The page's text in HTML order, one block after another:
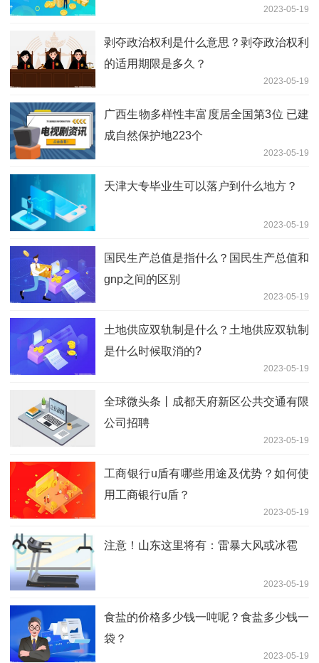
2023-05-19
剥夺政治权利是什么意思？剥夺政治权利
的适用期限是多久？
2023-05-19
广西生物多样性丰富度居全国第3位 已建
成自然保护地223个
2023-05-19
天津大专毕业生可以落户到什么地方？
2023-05-19
国民生产总值是指什么？国民生产总值和
gnp之间的区别
2023-05-19
土地供应双轨制是什么？土地供应双轨制
是什么时候取消的?
2023-05-19
全球微头条丨成都天府新区公共交通有限
公司招聘
2023-05-19
工商银行u盾有哪些用途及优势？如何使
用工商银行u盾？
2023-05-19
注意！山东这里将有：雷暴大风或冰雹
2023-05-19
食盐的价格多少钱一吨呢？食盐多少钱一
袋？
2023-05-19